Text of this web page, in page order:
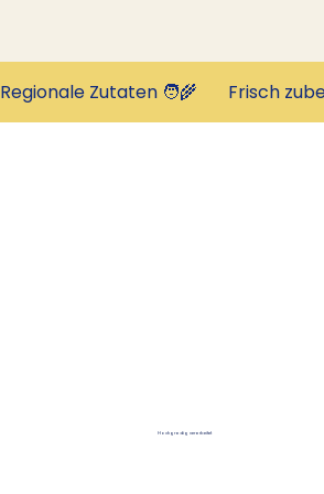
Regionale Zutaten 🧑‍🌾       Frisch
Hochgradig verarbeitet